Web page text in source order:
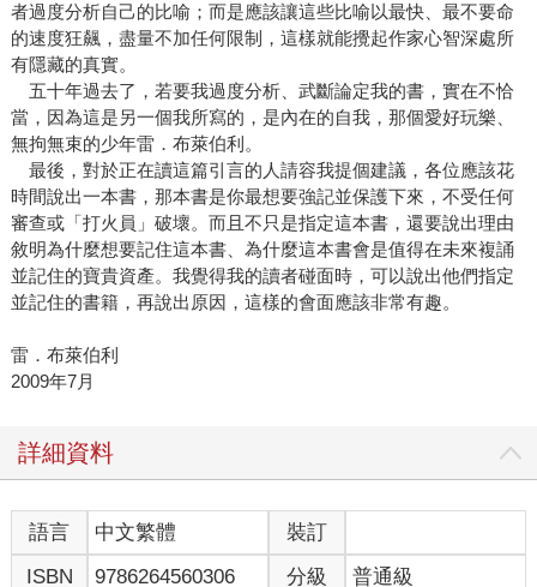
者過度分析自己的比喻；而是應該讓這些比喻以最快、最不要命
的速度狂飆，盡量不加任何限制，這樣就能攪起作家心智深處所
有隱藏的真實。
五十年過去了，若要我過度分析、武斷論定我的書，實在不恰
當，因為這是另一個我所寫的，是內在的自我，那個愛好玩樂、
無拘無束的少年雷．布萊伯利。
最後，對於正在讀這篇引言的人請容我提個建議，各位應該花
時間說出一本書，那本書是你最想要強記並保護下來，不受任何
審查或「打火員」破壞。而且不只是指定這本書，還要說出理由
敘明為什麼想要記住這本書、為什麼這本書會是值得在未來複誦
並記住的寶貴資產。我覺得我的讀者碰面時，可以說出他們指定
並記住的書籍，再說出原因，這樣的會面應該非常有趣。
雷．布萊伯利
2009年7月
詳細資料
語言 中文繁體
裝訂
ISBN
9786264560306 分級 普通級